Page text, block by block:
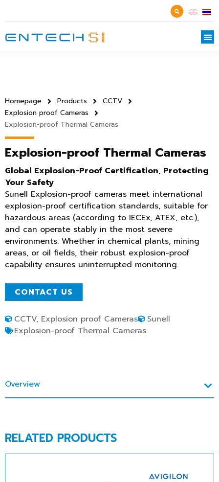
Homepage Products
CCTV
Explosion proof Cameras
Explosion-proof Thermal Cameras
Explosion-proof Thermal Cameras
Global Explosion-Proof Certification, Protecting
Your Safety
Sunell Explosion-proof cameras meet international
explosion-proof certification standards, suitable for
hazardous areas (according to IECEx, ATEX, etc.),
and can operate stably in the most severe
environments. Whether in chemical plants, mining
areas, or oil fields, their robust explosion-proof
capability ensures uninterrupted monitoring.
CONTACT US
CCTV, Explosion proof Cameras
Sunell
Explosion-proof Thermal Cameras
Overview
RELATED PRODUCTS